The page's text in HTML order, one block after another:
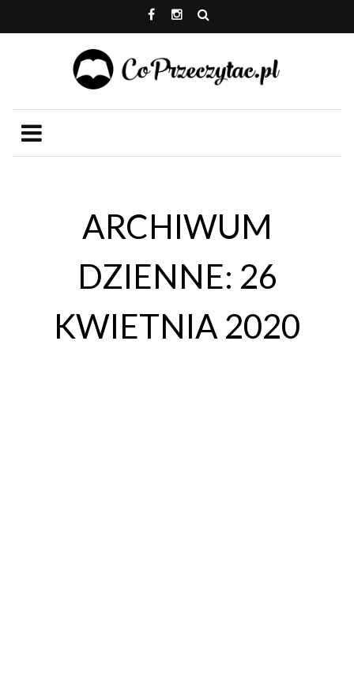
ARCHIWUM
DZIENNE: 26
KWIETNIA 2020